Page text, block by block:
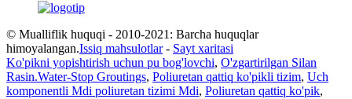
© Mualliflik huquqi - 2010-2021: Barcha huquqlar
himoyalangan.Issiq mahsulotlar- Sayt xaritasi
Ko'pikni yopishtirish uchun pu bog'lovchi, O'zgartirilgan Silan
Rasin.Water-Stop Groutings, Poliuretan qattiq ko'pikli tizim, Uch
komponentli Mdi poliuretan tizimi Mdi, Poliuretan qattiq ko'pik,